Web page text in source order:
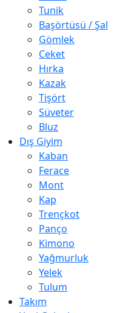
Tunik
Başörtüsü / Şal
Gömlek
Ceket
Hırka
Kazak
Tişört
Süveter
Bluz
Dış Giyim
Kaban
Ferace
Mont
Kap
Trençkot
Panço
Kimono
Yağmurluk
Yelek
Tulum
Takım